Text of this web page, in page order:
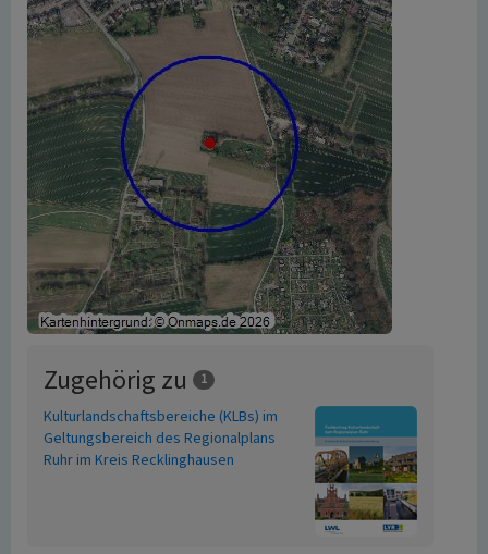
Zugehörig zu 1
Kulturlandschaftsbereiche (KLBs) im
Geltungsbereich des Regionalplans
Ruhr im Kreis Recklinghausen